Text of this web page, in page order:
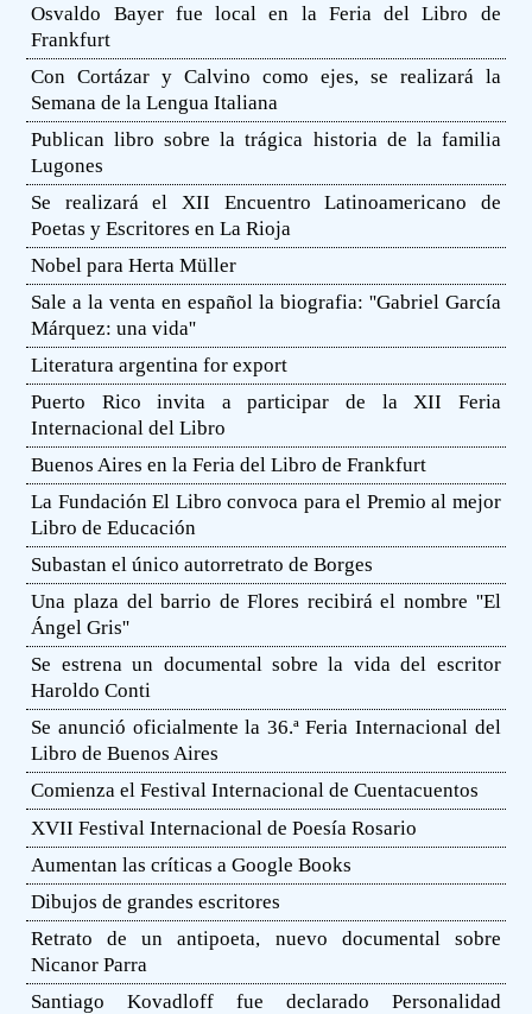
Osvaldo Bayer fue local en la Feria del Libro de
Frankfurt
Con Cortázar y Calvino como ejes, se realizará la
Semana de la Lengua Italiana
Publican libro sobre la trágica historia de la familia
Lugones
Se realizará el XII Encuentro Latinoamericano de
Poetas y Escritores en La Rioja
Nobel para Herta Müller
Sale a la venta en español la biografia: ''Gabriel García
Márquez: una vida''
Literatura argentina for export
Puerto Rico invita a participar de la XII Feria
Internacional del Libro
Buenos Aires en la Feria del Libro de Frankfurt
La Fundación El Libro convoca para el Premio al mejor
Libro de Educación
Subastan el único autorretrato de Borges
Una plaza del barrio de Flores recibirá el nombre ''El
Ángel Gris''
Se estrena un documental sobre la vida del escritor
Haroldo Conti
Se anunció oficialmente la 36.ª Feria Internacional del
Libro de Buenos Aires
Comienza el Festival Internacional de Cuentacuentos
XVII Festival Internacional de Poesía Rosario
Aumentan las críticas a Google Books
Dibujos de grandes escritores
Retrato de un antipoeta, nuevo documental sobre
Nicanor Parra
Santiago Kovadloff fue declarado Personalidad